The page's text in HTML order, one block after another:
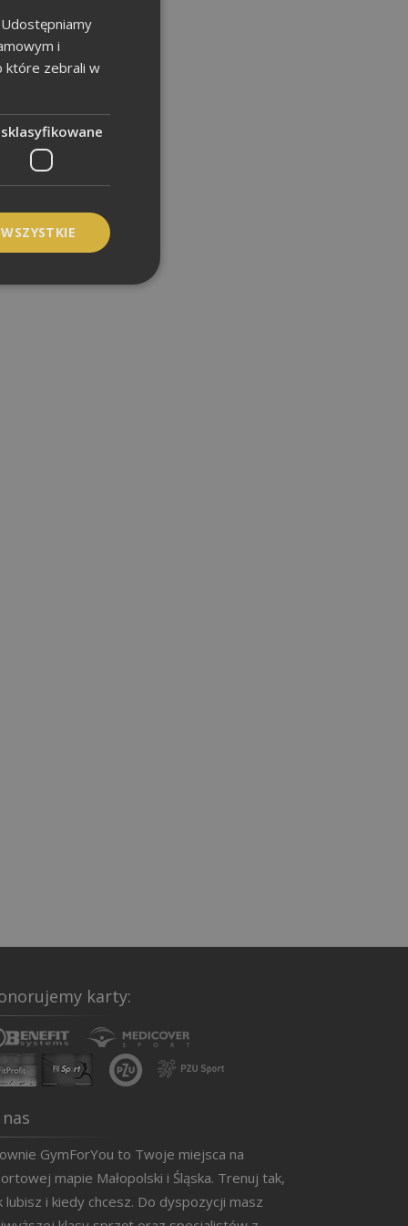
karty:
GymForYou to Twoje miejsca na
mapie Małopolski i Śląska. Trenuj tak,
lubisz i kiedy chcesz. Do dyspozycji masz
i
które zebrali w